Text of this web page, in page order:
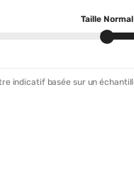
Taille Normal
indicatif basée sur un